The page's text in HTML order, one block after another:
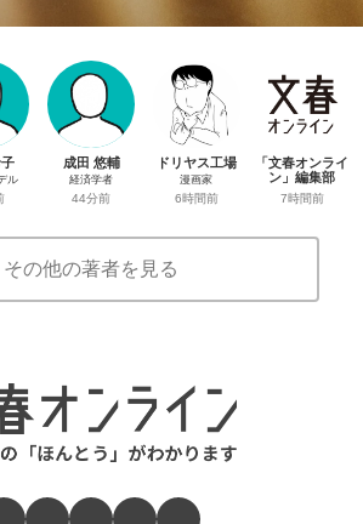
ル
成田 悠輔
経済学者
44分前
ドリヤス工場
漫画家
6時間前
「文春オンライ
ン」編集部
7時間前
その他の著者を見る